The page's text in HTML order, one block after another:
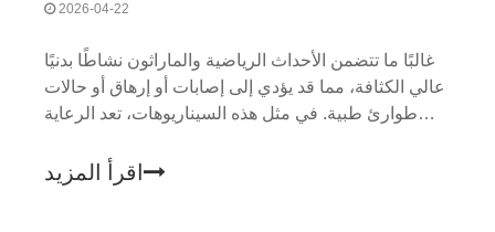
2026-04-22
غالبًا ما تتضمن الأحداث الرياضية والماراثون نشاطًا بدنيًا
عالي الكثافة، مما قد يؤدي إلى إصابات أو إرهاق أو حالات
طوارئ طبية. في مثل هذه السيناريوهات، تعد الرعاية
اقرأ المزيد